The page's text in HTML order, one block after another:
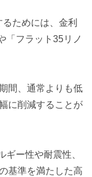
ためには、金利
「フラット35リノ
間、通常よりも低
に削減することが
ー性や耐震性、
基準を満たした高